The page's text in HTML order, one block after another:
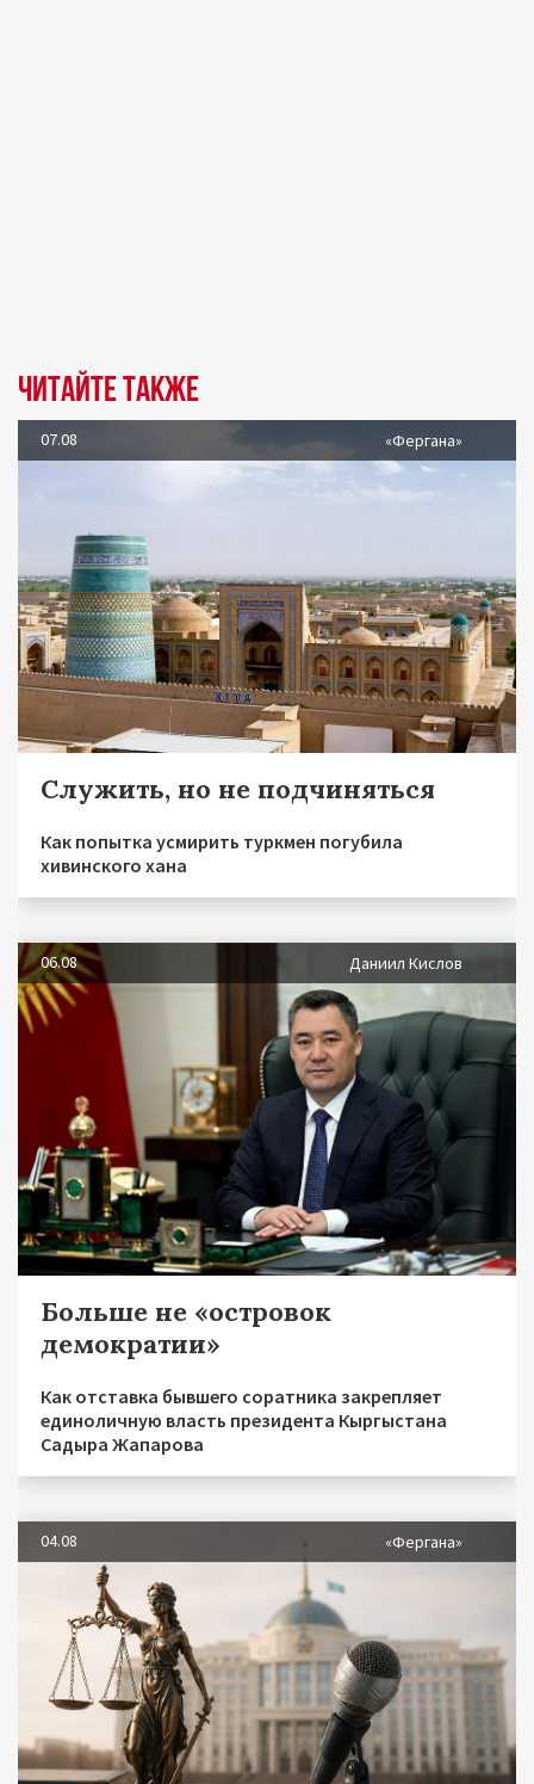
Читайте также
07.08 «Фергана»
Служить, но не подчиняться
Как попытка усмирить туркмен погубила
хивинского хана
06.08 Даниил Кислов
Больше не «островок
демократии»
Как отставка бывшего соратника закрепляет
единоличную власть президента Кыргыстана
Садыра Жапарова
04.08 «Фергана»